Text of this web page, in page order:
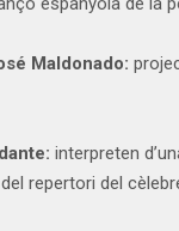
Maldonado:
interpreten
repertori del